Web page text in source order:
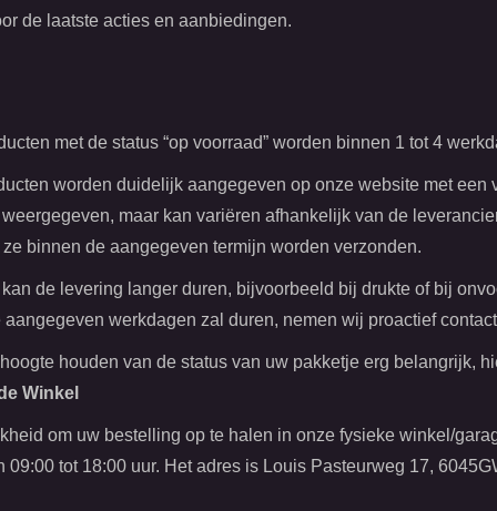
de laatste acties en aanbiedingen.
met de status “op voorraad” worden binnen 1 tot 4
worden duidelijk aangegeven op onze website met
maar kan variëren afhankelijk van de
binnen de aangegeven termijn worden verzonden.
kan de levering langer duren, bijvoorbeeld bij drukte of bij
aangegeven werkdagen zal duren, nemen wij proactief
houden van de status van uw pakketje erg belangrijk,
Winkel
om uw bestelling op te halen in onze fysieke winkel/
09:00 tot 18:00 uur. Het adres is Louis Pasteurweg 17,